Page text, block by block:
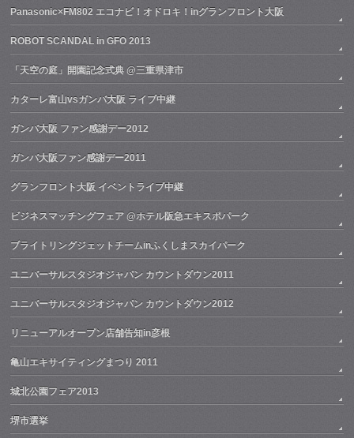
Panasonic×FM802 エコナビ！オドロキ！inグランフロント大阪
ROBOT SCANDAL in GFO 2013
「天空の庭」開園記念式典 @三重県津市
カターレ富山vsガンバ大阪 ライブ中継
ガンバ大阪 ファン感謝デー2012
ガンバ大阪ファン感謝デー2011
グランフロント大阪 イベントライブ中継
ビジネスマッチングフェア @ホテル阪急エキスポパーク
ブライトリングジェットチームinふくしまスカイパーク
ユニバーサルスタジオジャパン カウントダウン2011
ユニバーサルスタジオジャパン カウントダウン2012
リニューアルオープン店舗告知in彦根
亀山エキサイティングまつり 2011
城北公園フェア2013
堺市選挙